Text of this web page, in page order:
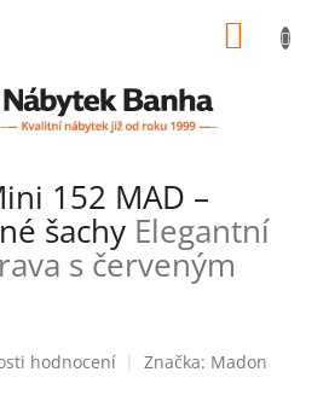
152 MAD –
šachy Elegantní
s červeným
hodnocení Značka: Madon